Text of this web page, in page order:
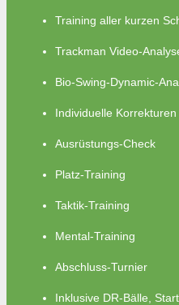
Training aller kurzen
Trackman Video-
Bio-Swing-Dynamic-
Individuelle Korrekturen
Ausrüstungs-Check
Platz-Training
Taktik-Training
Mental-Training
Abschluss-Turnier
Inklusive DR-Bälle,